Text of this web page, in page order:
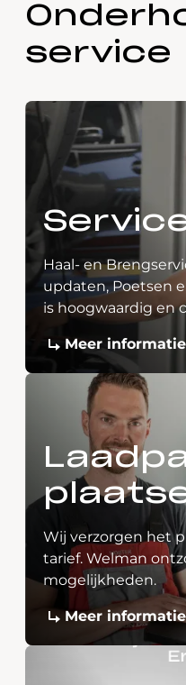
service
Haal- en
updaten, Poetsen
is hoogwaardig en
Meer informatie
Wij verzorgen het
tarief. Welman
mogelijkheden.
Meer informatie